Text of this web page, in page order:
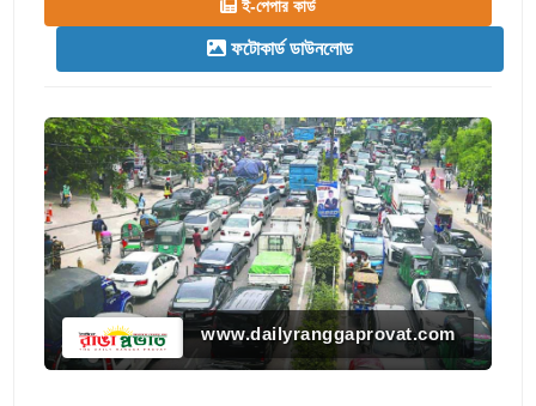
ই-পেপার কার্ড
ফটোকার্ড ডাউনলোড
www.dailyranggaprovat.com